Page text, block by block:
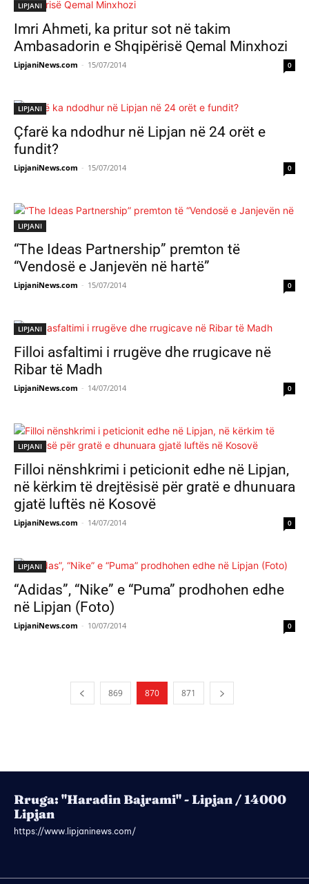
LIPJANI
Imri Ahmeti, ka pritur sot në takim
Ambasadorin e Shqipërisë Qemal Minxhozi
LipjaniNews.com - 15/07/2014 0
LIPJANI
Çfarë ka ndodhur në Lipjan në 24 orët e
fundit?
LipjaniNews.com - 15/07/2014 0
LIPJANI
“The Ideas Partnership” premton të
“Vendosë e Janjevën në hartë”
LipjaniNews.com - 15/07/2014 0
LIPJANI
Filloi asfaltimi i rrugëve dhe rrugicave në
Ribar të Madh
LipjaniNews.com - 14/07/2014 0
LIPJANI
Filloi nënshkrimi i peticionit edhe në Lipjan,
në kërkim të drejtësisë për gratë e dhunuara
gjatë luftës në Kosovë
LipjaniNews.com - 14/07/2014 0
LIPJANI
“Adidas”, “Nike” e “Puma” prodhohen edhe
në Lipjan (Foto)
LipjaniNews.com - 10/07/2014 0
869 870 871
Rruga: "Haradin Bajrami" - Lipjan / 14000
Lipjan
https://www.lipjaninews.com/